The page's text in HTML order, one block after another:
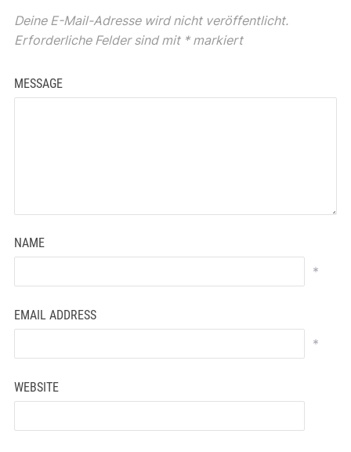
Deine E-Mail-Adresse wird nicht veröffentlicht.
Erforderliche Felder sind mit *markiert
MESSAGE
NAME
*
EMAIL ADDRESS
*
WEBSITE